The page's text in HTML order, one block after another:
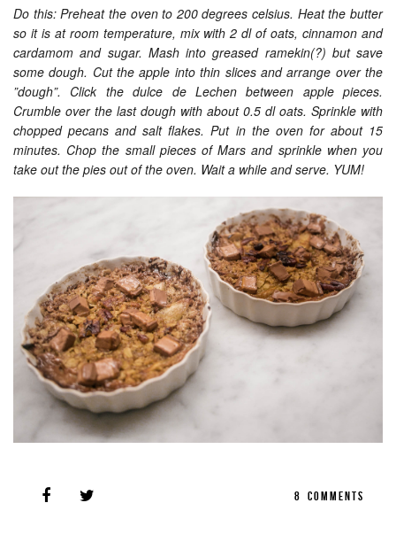
Do this: Preheat the oven to 200 degrees celsius. Heat the butter
so it is at room temperature, mix with 2 dl of oats, cinnamon and
cardamom and sugar. Mash into greased ramekin(?) but save
some dough. Cut the apple into thin slices and arrange over the
”dough”. Click the dulce de Lechen between apple pieces.
Crumble over the last dough with about 0.5 dl oats. Sprinkle with
chopped pecans and salt flakes. Put in the oven for about 15
minutes. Chop the small pieces of Mars and sprinkle when you
take out the pies out of the oven. Wait a while and serve. YUM!
8 COMMENTS